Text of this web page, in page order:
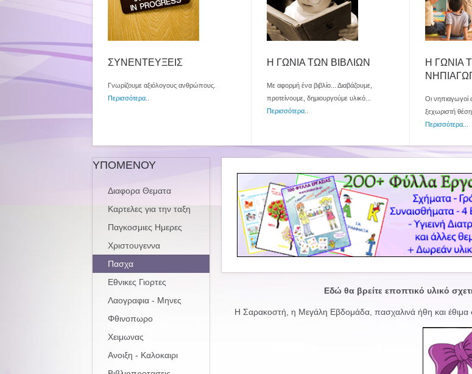
ΣΥΝΕΝΤΕΥΞΕΙΣ
Γνωρίζουμε αξιόλογους ανθρώπους.
Περισσότερα
Η ΓΩΝΙΑ ΤΩΝ ΒΙΒΛΙΩΝ
Με αφορμή ένα βιβλίο... Διαβάζουμε,
προτείνουμε, δημιουργούμε υλικό...
Περισσότερα
Η ΓΩΝΙΑ
Οι νηπιαγωγοί
ξεχωριστή
Περισσότερα...
Εδώ θα βρείτε εποπτικό υλικό
Η Σαρακοστή, η Μεγάλη Εβδομάδα, πασχαλινά ήθη και έθιμα
ΥΠΟΜΕΝΟΥ
Διαφορα Θεματα
Καρτελες για την ταξη
Παγκοσμιες Ημερες
Χριστουγεννα
Πασχα
Εθνικες Γιορτες
Λαογραφια - Μηνες
Φθινοπωρο
Χειμωνας
Ανοιξη - Καλοκαιρι